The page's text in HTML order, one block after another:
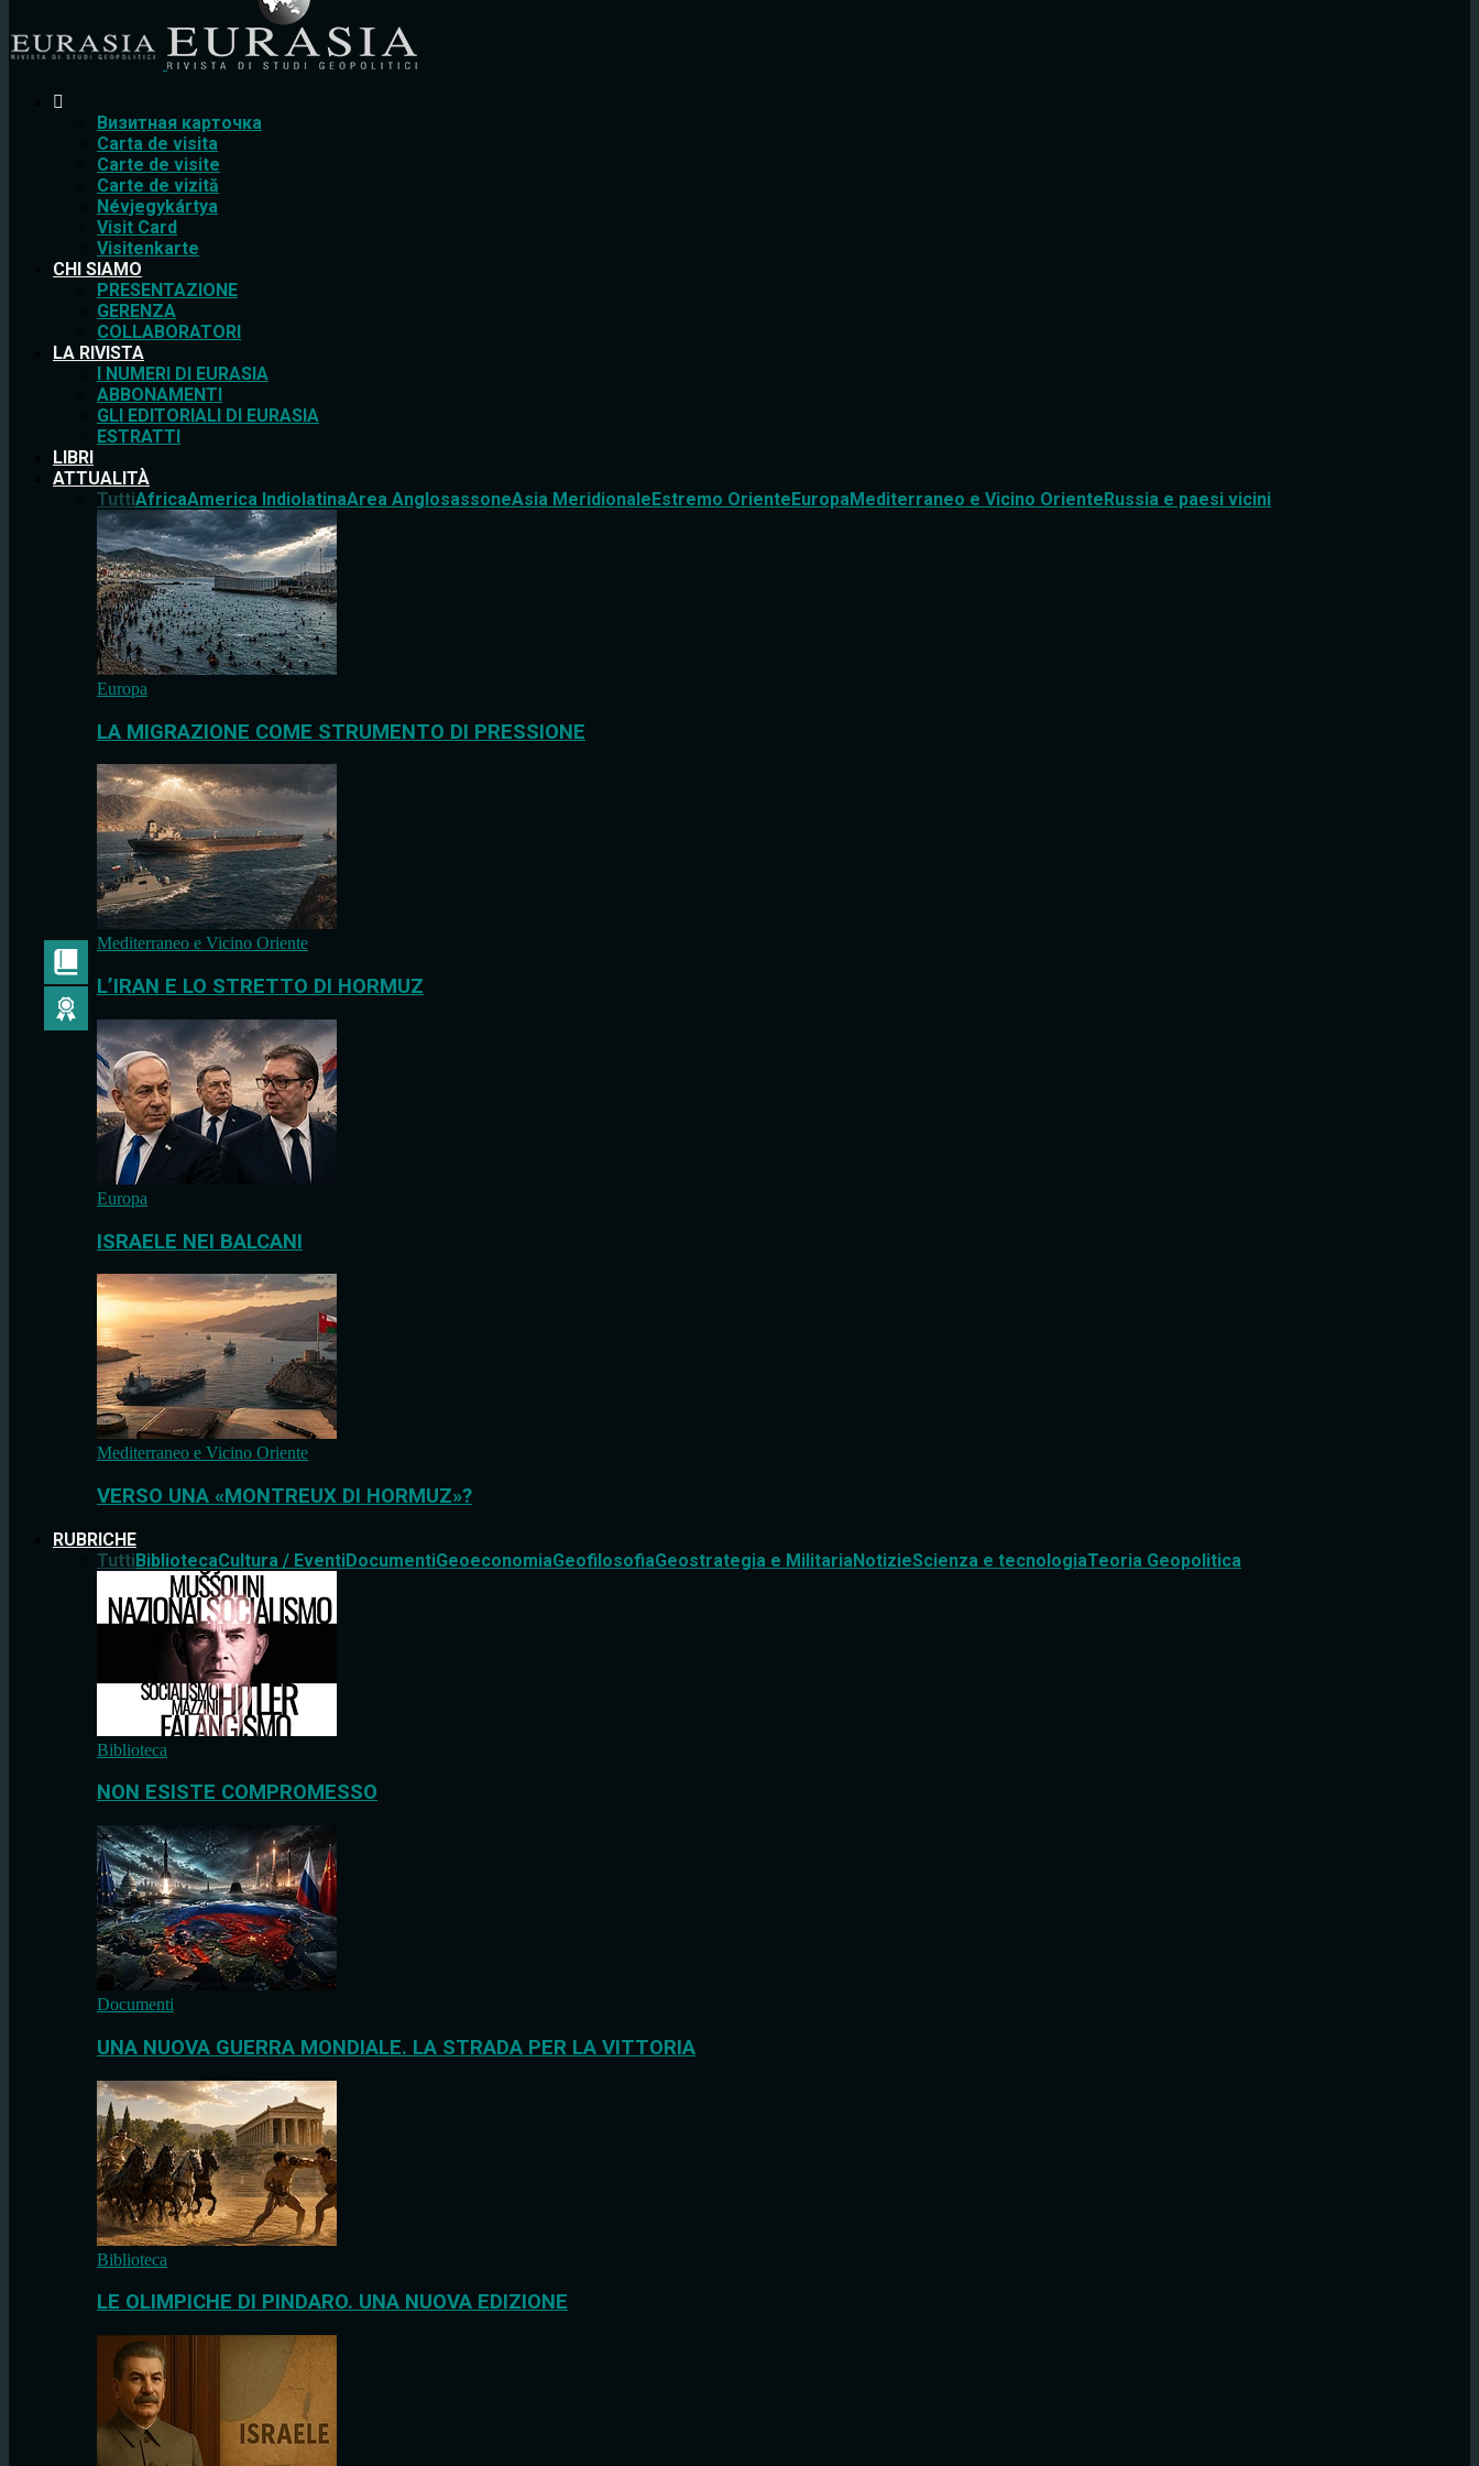
Bизитная карточка
Carta de visita
Carte de visite
Carte de vizită
Névjegykártya
Visit Card
Visitenkarte
CHI SIAMO
PRESENTAZIONE
GERENZA
COLLABORATORI
LA RIVISTA
I NUMERI DI EURASIA
ABBONAMENTI
GLI EDITORIALI DI EURASIA
ESTRATTI
LIBRI
ATTUALITÀ
TuttiAfricaAmerica IndiolatinaArea AnglosassoneAsia MeridionaleEstremo OrienteEuropaMediterraneo e Vicino OrienteRussia e paesi vicini
Europa
LA MIGRAZIONE COME STRUMENTO DI PRESSIONE
Mediterraneo e Vicino Oriente
L’IRAN E LO STRETTO DI HORMUZ
Europa
ISRAELE NEI BALCANI
Mediterraneo e Vicino Oriente
VERSO UNA «MONTREUX DI HORMUZ»?
RUBRICHE
TuttiBibliotecaCultura / EventiDocumentiGeoeconomiaGeofilosofiaGeostrategia e MilitariaNotizieScienza e tecnologiaTeoria Geopolitica
Biblioteca
NON ESISTE COMPROMESSO
Documenti
UNA NUOVA GUERRA MONDIALE. LA STRADA PER LA VITTORIA
Biblioteca
LE OLIMPICHE DI PINDARO. UNA NUOVA EDIZIONE